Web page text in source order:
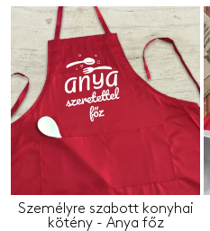
Személyre szabott konyhai
kötény - Anya főz